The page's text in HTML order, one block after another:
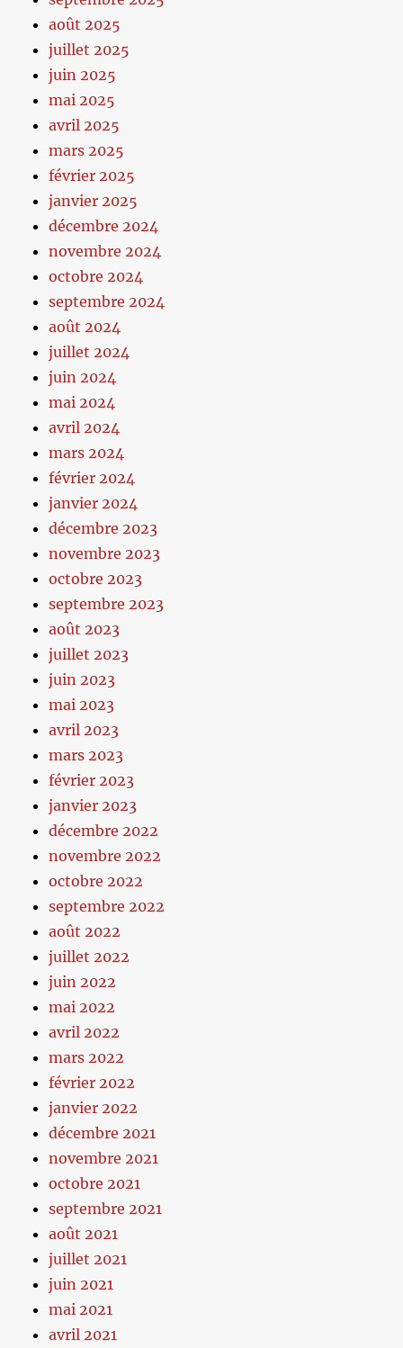
août 2025
juillet 2025
juin 2025
mai 2025
avril 2025
mars 2025
février 2025
janvier 2025
décembre 2024
novembre 2024
octobre 2024
septembre 2024
août 2024
juillet 2024
juin 2024
mai 2024
avril 2024
mars 2024
février 2024
janvier 2024
décembre 2023
novembre 2023
octobre 2023
septembre 2023
août 2023
juillet 2023
juin 2023
mai 2023
avril 2023
mars 2023
février 2023
janvier 2023
décembre 2022
novembre 2022
octobre 2022
septembre 2022
août 2022
juillet 2022
juin 2022
mai 2022
avril 2022
mars 2022
février 2022
janvier 2022
décembre 2021
novembre 2021
octobre 2021
septembre 2021
août 2021
juillet 2021
juin 2021
mai 2021
avril 2021